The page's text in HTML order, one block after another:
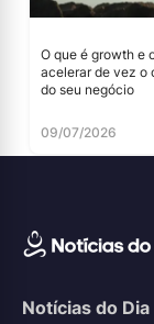
O que é growth e
acelerar de vez o
do seu negócio
09/07/2026
Notícias do Dia